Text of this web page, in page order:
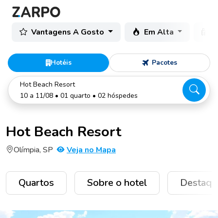
Vantagens A Gosto Em Alta
Hotéis Pacotes
Hot Beach Resort
10 a 11/08 • 01 quarto • 02 hóspedes
Hot Beach Resort
Olímpia, SP Veja no Mapa
Quartos Sobre o hotel